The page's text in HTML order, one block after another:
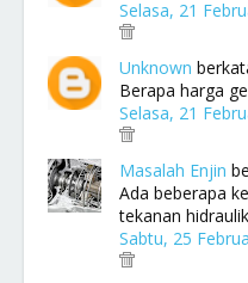
Selasa, 21
Unknown
Berapa harga
Selasa, 21
Masalah Enjin
Ada beberapa
tekanan
Sabtu, 25